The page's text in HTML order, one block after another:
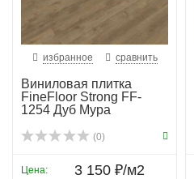
избранное сравнить
Виниловая плитка
FineFloor Strong FF-
1254 Дуб Мура
(0)
Цена: 3 150 ₽/м2